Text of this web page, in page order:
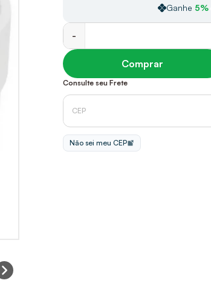
Ganhe 5%
-
Comprar
Consulte seu Frete
Não sei meu CEP